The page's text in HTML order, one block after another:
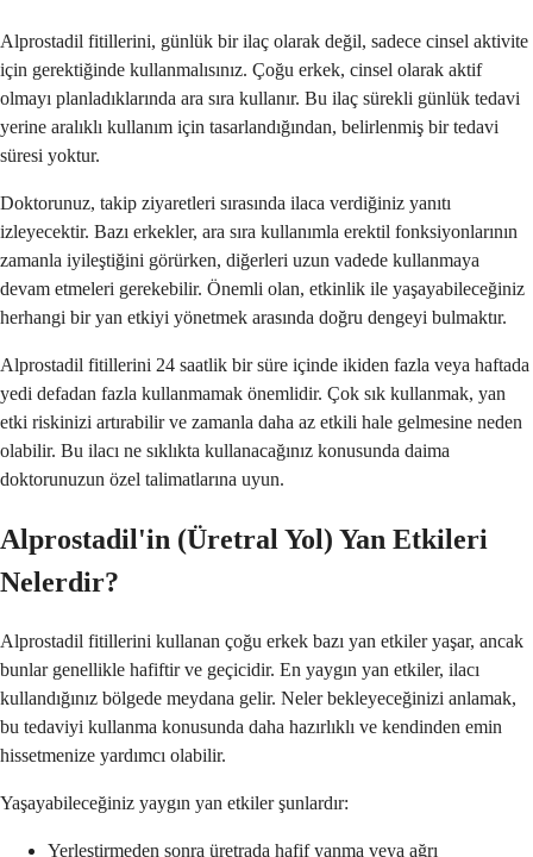
Alprostadil fitillerini, günlük bir ilaç olarak değil, sadece cinsel aktivite
için gerektiğinde kullanmalısınız. Çoğu erkek, cinsel olarak aktif
olmayı planladıklarında ara sıra kullanır. Bu ilaç sürekli günlük tedavi
yerine aralıklı kullanım için tasarlandığından, belirlenmiş bir tedavi
süresi yoktur.
Doktorunuz, takip ziyaretleri sırasında ilaca verdiğiniz yanıtı
izleyecektir. Bazı erkekler, ara sıra kullanımla erektil fonksiyonlarının
zamanla iyileştiğini görürken, diğerleri uzun vadede kullanmaya
devam etmeleri gerekebilir. Önemli olan, etkinlik ile yaşayabileceğiniz
herhangi bir yan etkiyi yönetmek arasında doğru dengeyi bulmaktır.
Alprostadil fitillerini 24 saatlik bir süre içinde ikiden fazla veya haftada
yedi defadan fazla kullanmamak önemlidir. Çok sık kullanmak, yan
etki riskinizi artırabilir ve zamanla daha az etkili hale gelmesine neden
olabilir. Bu ilacı ne sıklıkta kullanacağınız konusunda daima
doktorunuzun özel talimatlarına uyun.
Alprostadil'in (Üretral Yol) Yan Etkileri
Nelerdir?
Alprostadil fitillerini kullanan çoğu erkek bazı yan etkiler yaşar, ancak
bunlar genellikle hafiftir ve geçicidir. En yaygın yan etkiler, ilacı
kullandığınız bölgede meydana gelir. Neler bekleyeceğinizi anlamak,
bu tedaviyi kullanma konusunda daha hazırlıklı ve kendinden emin
hissetmenize yardımcı olabilir.
Yaşayabileceğiniz yaygın yan etkiler şunlardır:
Yerleştirmeden sonra üretrada hafif yanma veya ağrı